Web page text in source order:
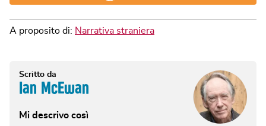
A proposito di: Narrativa straniera
Scritto da
Ian McEwan
Mi descrivo così